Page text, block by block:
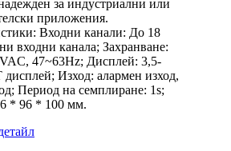
за индустриални или
приложения.
Входни канали: До 18
входни канала; Захранване:
47~63Hz; Дисплей: 3,5-
Изход: алармен изход,
Период на семплиране: 1s;
* 96 * 100 мм.